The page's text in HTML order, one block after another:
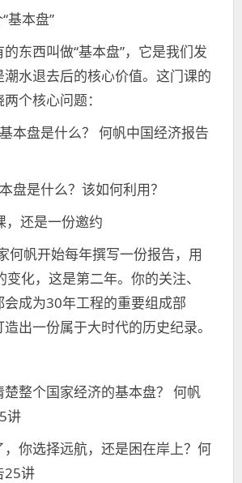
基本盘”
东西叫做“基本盘”，它是我们发
水退去后的核心价值。这门课的
个核心问题：
本盘是什么？ 何帆中国经济报告
盘是什么？该如何利用？
，还是一份邀约
何帆开始每年撰写一份报告，用
化，这是第二年。你的关注、
会成为30年工程的重要组成部
出一份属于大时代的历史纪录。
整个国家经济的基本盘？ 何帆
讲
你选择远航，还是困在岸上？何
25讲